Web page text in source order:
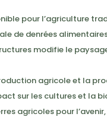
pour l’agriculture
de denrées
modifie le
agricole et la
sur les cultures et la
agricoles pour